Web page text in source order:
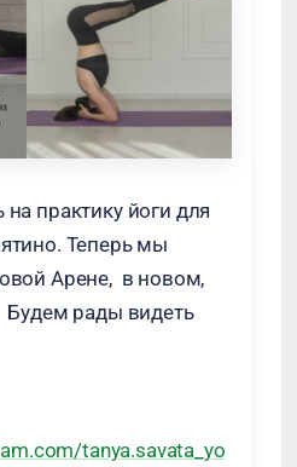
практику йоги для
Теперь мы
Арене, в новом,
рады видеть
tanya.savata_yo